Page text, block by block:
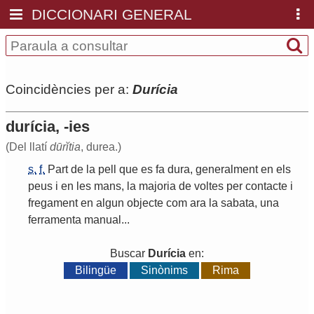
DICCIONARI GENERAL
Coincidències per a: Durícia
durícia, -ies
(Del llatí dūrĭtia, durea.)
s. f. Part de la pell que es fa dura, generalment en els
peus i en les mans, la majoria de voltes per contacte i
fregament en algun objecte com ara la sabata, una
ferramenta manual ...
Buscar Durícia en:
Bilingüe
Sinònims Rima